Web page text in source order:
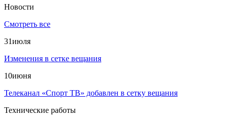
Новости
Смотреть все
31июля
Изменения в сетке вещания
10июня
Телеканал «Спорт ТВ» добавлен в сетку вещания
Технические работы